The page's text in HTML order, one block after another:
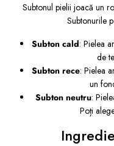
Subtonul pielii joacă un
Subtonurile
Subton cald: Pielea
de
Subton rece: Pielea
un
Subton neutru:
Poți